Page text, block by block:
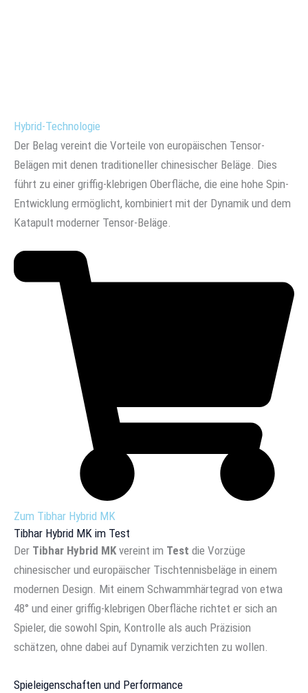
Hybrid-Technologie
Der Belag vereint die Vorteile von europäischen Tensor-
Belägen mit denen traditioneller chinesischer Beläge. Dies
führt zu einer griffig-klebrigen Oberfläche, die eine hohe Spin-
Entwicklung ermöglicht, kombiniert mit der Dynamik und dem
Katapult moderner Tensor-Beläge.
Zum Tibhar Hybrid MK
Tibhar Hybrid MK im Test
Der Tibhar Hybrid MK vereint im Test die Vorzüge
chinesischer und europäischer Tischtennisbeläge in einem
modernen Design. Mit einem Schwammhärtegrad von etwa
48° und einer griffig-klebrigen Oberfläche richtet er sich an
Spieler, die sowohl Spin, Kontrolle als auch Präzision
schätzen, ohne dabei auf Dynamik verzichten zu wollen.
Spieleigenschaften und Performance